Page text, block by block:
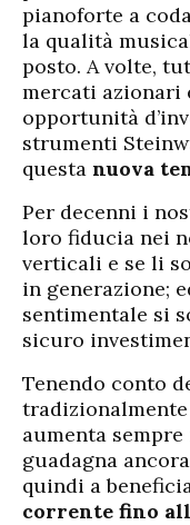
pianoforte a
la qualità
posto. A volte,
mercati azionari
opportunità
strumenti
questa nuova
Per decenni i
loro fiducia nei
verticali e se li
in generazione;
sentimentale si
sicuro
Tenendo conto
aumenta
guadagna
quindi a
corrente fino